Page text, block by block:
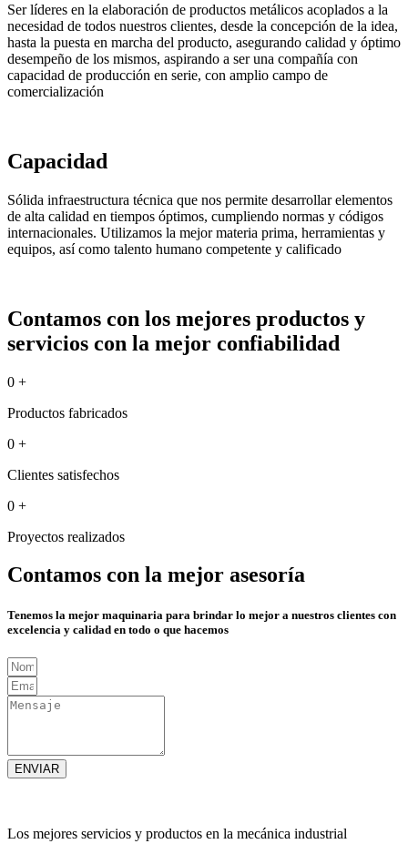
Ser líderes en la elaboración de productos metálicos acoplados a la
necesidad de todos nuestros clientes, desde la concepción de la idea,
hasta la puesta en marcha del producto, asegurando calidad y óptimo
desempeño de los mismos, aspirando a ser una compañía con
capacidad de producción en serie, con amplio campo de
comercialización
Capacidad
Sólida infraestructura técnica que nos permite desarrollar elementos
de alta calidad en tiempos óptimos, cumpliendo normas y códigos
internacionales. Utilizamos la mejor materia prima, herramientas y
equipos, así como talento humano competente y calificado
Contamos con los mejores productos y
servicios con la mejor confiabilidad
0 +
Productos fabricados
0 +
Clientes satisfechos
0 +
Proyectos realizados
Contamos con la mejor asesoría
Tenemos la mejor maquinaria para brindar lo mejor a nuestros clientes con
excelencia y calidad en todo o que hacemos
ENVIAR
Los mejores servicios y productos en la mecánica industrial